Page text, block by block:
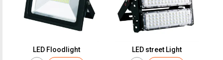
LED Floodlight LED street Light